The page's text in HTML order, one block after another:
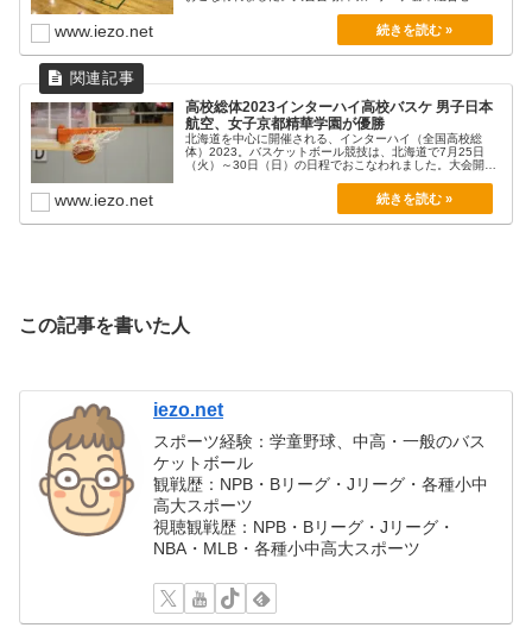
www.iezo.net
高校総体2023インターハイ高校バスケ 男子日本
航空、女子京都精華学園が優勝
北海道を中心に開催される、インターハイ（全国高校総
体）2023。バスケットボール競技は、北海道で7月25日
（火）～30日（日）の日程でおこなわれました。大会開
www.iezo.net
この記事を書いた人
iezo.net
スポーツ経験：学童野球、中高・一般のバス
ケットボール
観戦歴：NPB・Bリーグ・Jリーグ・各種小中
高大スポーツ
視聴観戦歴：NPB・Bリーグ・Jリーグ・
NBA・MLB・各種小中高大スポーツ